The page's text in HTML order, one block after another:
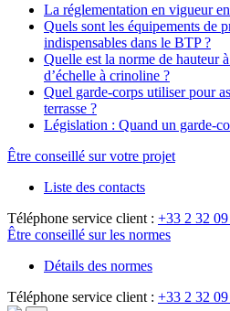
La réglementation en vigueur
Quels sont les équipements de
indispensables dans le BTP ?
Quelle est la norme de hauteur
d’échelle à crinoline ?
Quel garde-corps utiliser pour
terrasse ?
Législation : Quand un garde-
Être conseillé sur votre projet
Liste des contacts
Téléphone service client : +33 2 32
Être conseillé sur les normes
Détails des normes
Téléphone service client : +33 2 32